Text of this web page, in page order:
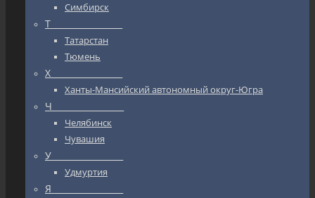
Симбирск
Т_________________
Татарстан
Тюмень
Х_________________
Ханты-Мансийский автономный округ-Югра
Ч_________________
Челябинск
Чувашия
У_________________
Удмуртия
Я_________________